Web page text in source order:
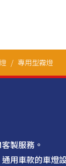
專用型霧燈
製服務。
用車款的車燈